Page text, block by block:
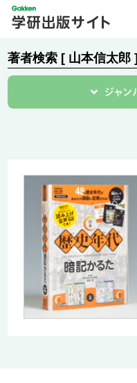
著者検索 [ 山本信太郎 ]